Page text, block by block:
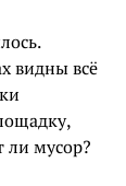
видны всё
ли мусор?